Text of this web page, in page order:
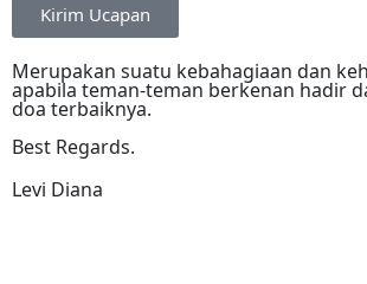
Kirim Ucapan
Merupakan suatu kebahagiaan dan
apabila teman-teman berkenan hadir
doa terbaiknya.
Best Regards.
Levi Diana